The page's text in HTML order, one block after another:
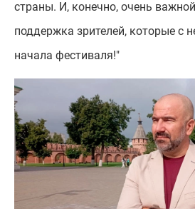
страны. И, конечно, очень
поддержка зрителей, которые с
начала фестиваля!"